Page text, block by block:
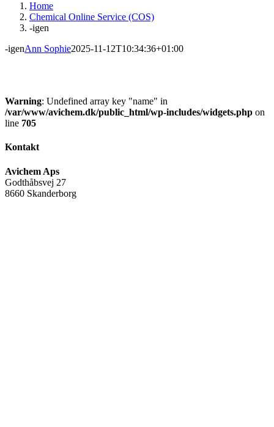
Home
Chemical Online Service (COS)
-igen
-igenAnn Sophie2025-11-12T10:34:36+01:00
Warning: Undefined array key "name" in
/var/www/avichem.dk/public_html/wp-includes/widgets.php on
line 705
Kontakt
Avichem Aps
Godthåbsvej 27
8660 Skanderborg